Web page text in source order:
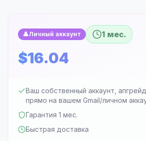
👤Личный аккаунт 1 мес.
$16.04
Ваш собственный аккаунт,
прямо на вашем Gmail/личном
Гарантия 1 мес.
Быстрая доставка